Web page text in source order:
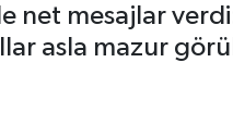
net mesajlar
asla mazur